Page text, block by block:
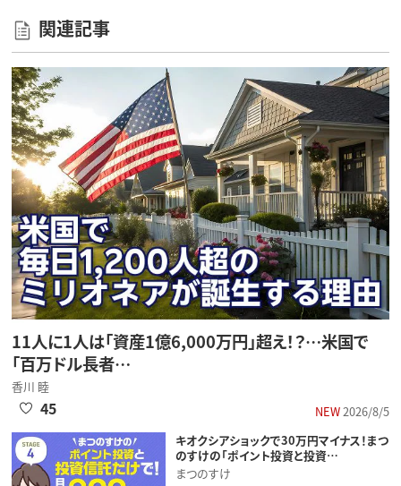
関連記事
11人に1人は「資産1億6,000万円」超え！？…米国で
「百万ドル長者…
香川 睦
NEW2026/8/5
45
キオクシアショックで30万円マイナス！まつ
のすけの「ポイント投資と投資…
まつのすけ